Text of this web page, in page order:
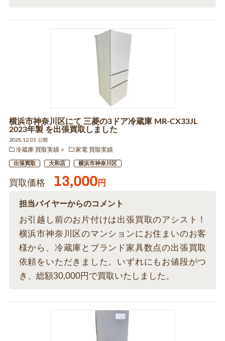
横浜市神奈川区にて 三菱の3ドア冷蔵庫 MR-CX33JL
2023年製 を出張買取しました
2025.12.01 公開
冷蔵庫 買取実績
家電 買取実績
出張買取 大和店 横浜市神奈川区
買取価格 13,000円
担当バイヤーからのコメント
お引越し前のお片付けは出張買取のアシスト！
横浜市神奈川区のマンションにお住まいのお客
様から、冷蔵庫とブランド家具数点の出張買取
依頼をいただきました。いずれにもお値段がつ
き、総額30,000円で買取いたしました。